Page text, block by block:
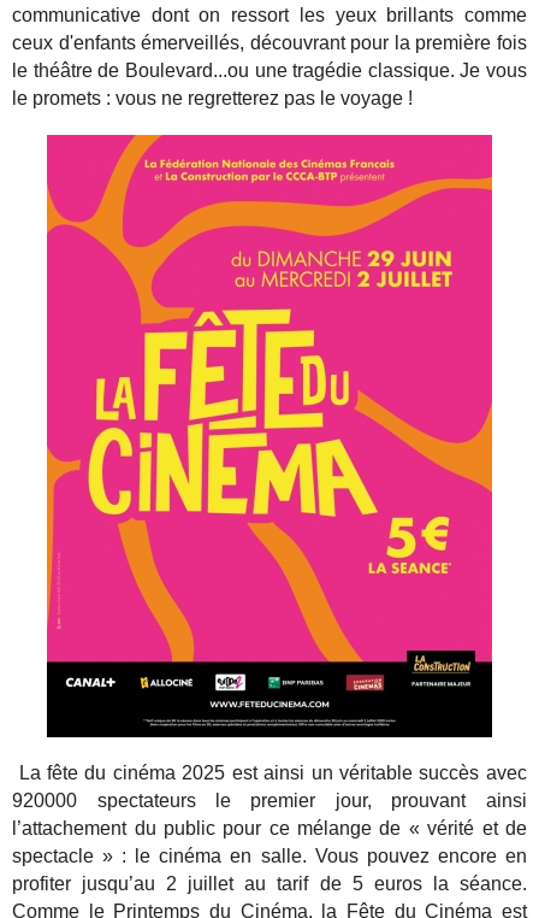
communicative dont on ressort les yeux brillants comme
ceux d'enfants émerveillés, découvrant pour la première fois
le théâtre de Boulevard...ou une tragédie classique. Je vous
le promets : vous ne regretterez pas le voyage !
La fête du cinéma 2025 est ainsi un véritable succès avec
920000 spectateurs le premier jour, prouvant ainsi
l’attachement du public pour ce mélange de « vérité et de
spectacle » : le cinéma en salle. Vous pouvez encore en
profiter jusqu’au 2 juillet au tarif de 5 euros la séance.
Comme le Printemps du Cinéma, la Fête du Cinéma est